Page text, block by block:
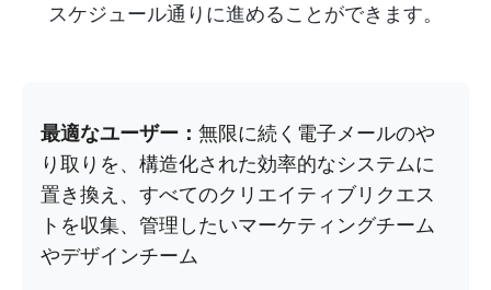
スケジュール通りに進めることができます。
最適なユーザー： 無限に続く電子メールのや
り取りを、構造化された効率的なシステムに
置き換え、すべてのクリエイティブリクエス
トを収集、管理したいマーケティングチーム
やデザインチーム